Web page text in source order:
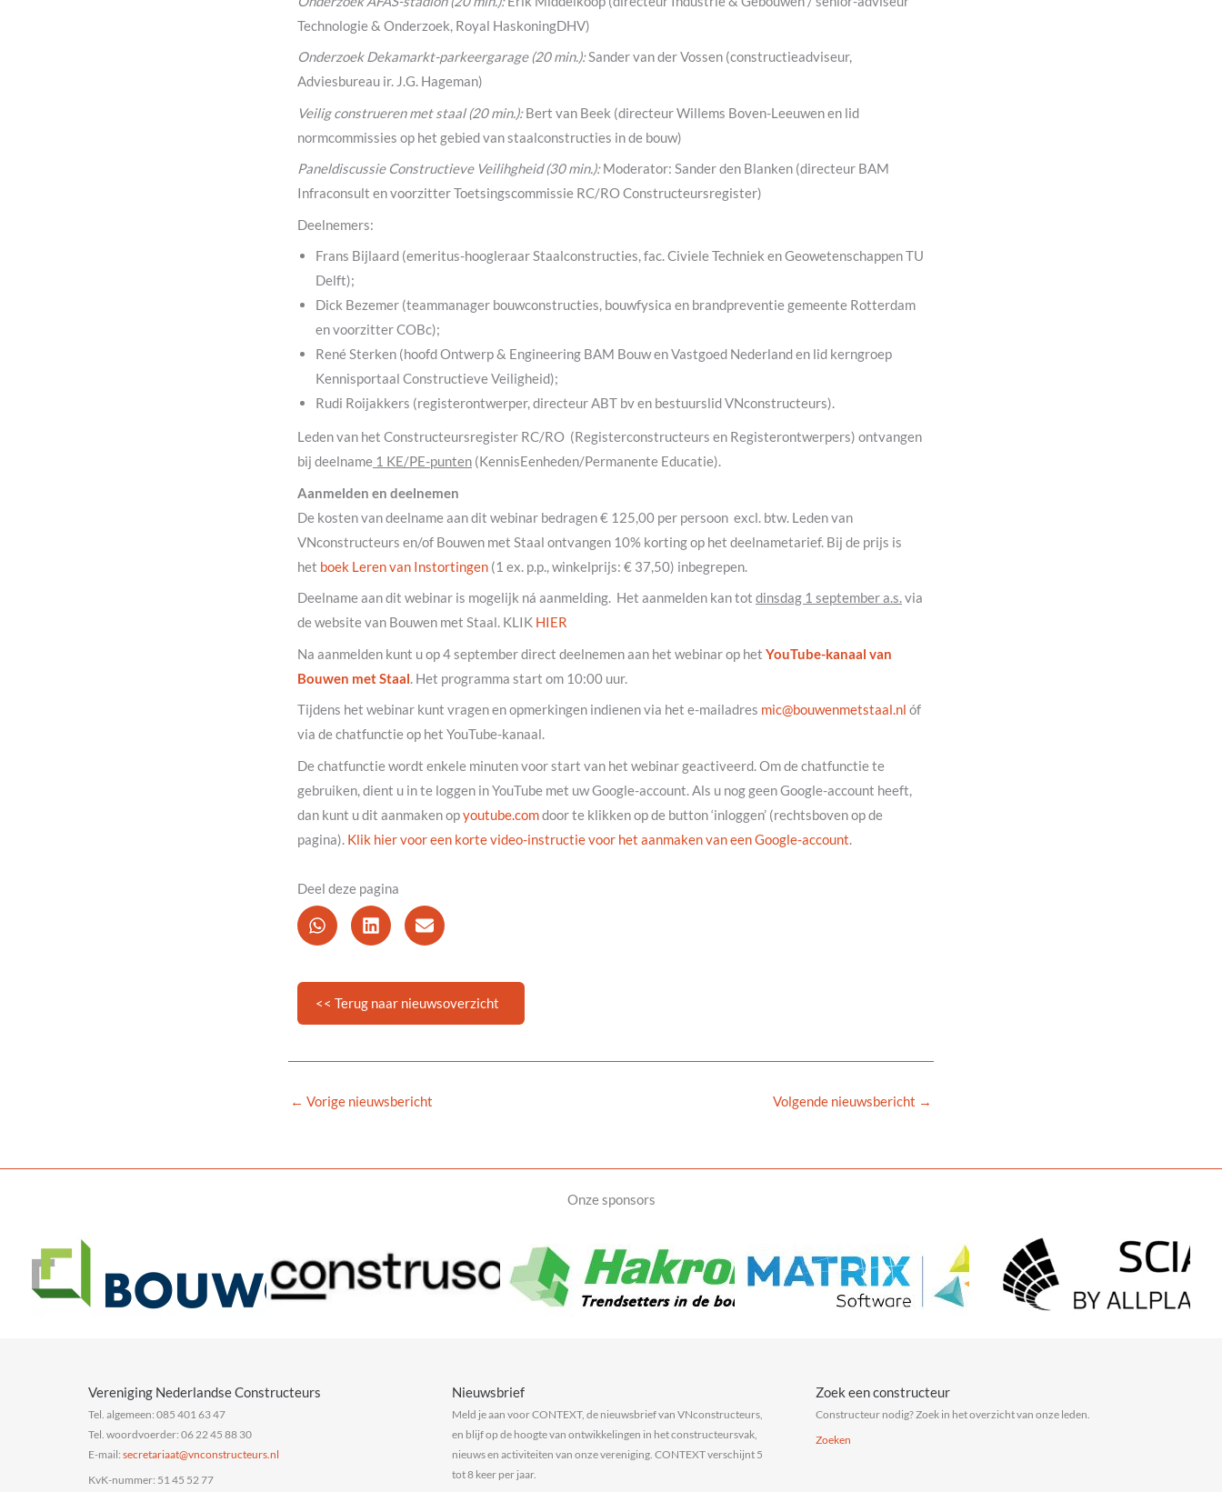
Technologie & Onderzoek, Royal HaskoningDHV)
Onderzoek Dekamarkt-parkeergarage (20 min.):Sander van der Vossen (constructieadviseur,
Adviesbureau ir. J.G. Hageman)
Veilig construeren met staal (20 min.):Bert van Beek (directeur Willems Boven-Leeuwen en lid
normcommissies op het gebied van staalconstructies in de bouw)
Paneldiscussie Constructieve Veilihgheid (30 min.):Moderator: Sander den Blanken (directeur BAM
Infraconsult en voorzitter Toetsingscommissie RC/RO Constructeursregister)
Deelnemers:
Frans Bijlaard (emeritus-hoogleraar Staalconstructies, fac. Civiele Techniek en Geowetenschappen TU
Delft);
Dick Bezemer (teammanager bouwconstructies, bouwfysica en brandpreventie gemeente Rotterdam
en voorzitter COBc);
René Sterken (hoofd Ontwerp & Engineering BAM Bouw en Vastgoed Nederland en lid kerngroep
Kennisportaal Constructieve Veiligheid);
Rudi Roijakkers (registerontwerper, directeur ABT bv en bestuurslid VNconstructeurs).
Leden van het Constructeursregister RC/RO (Registerconstructeurs en Registerontwerpers) ontvangen
bij deelname 1 KE/PE-punten (KennisEenheden/Permanente Educatie).
Aanmelden en deelnemen
De kosten van deelname aan dit webinar bedragen € 125,00 per persoon excl. btw. Leden van
VNconstructeurs en/of Bouwen met Staal ontvangen 10% korting op het deelnametarief. Bij de prijs is
het boek Leren van Instortingen (1 ex. p.p., winkelprijs: € 37,50) inbegrepen.
Deelname aan dit webinar is mogelijk ná aanmelding. Het aanmelden kan tot dinsdag 1 september a.s.via
de website van Bouwen met Staal. KLIK HIER
Na aanmelden kunt u op 4 september direct deelnemen aan het webinar op het YouTube-kanaal van
Bouwen met Staal . Het programma start om 10:00 uur.
Tijdens het webinar kunt vragen en opmerkingen indienen via het e-mailadres
ln.laatstemnewuob
@cim
óf
via de chatfunctie op het YouTube-kanaal.
De chatfunctie wordt enkele minuten voor start van het webinar geactiveerd. Om de chatfunctie te
gebruiken, dient u in te loggen in YouTube met uw Google-account. Als u nog geen Google-account heeft,
dan kunt u dit aanmaken opyoutube.comdoor te klikken op de button ‘inloggen’ (rechtsboven op de
pagina). Klik hier voor een korte video-instructie voor het aanmaken van een Google-account
Deel deze pagina
<< Terug naar nieuwsoverzicht
← Vorige nieuwsbericht Volgende nieuwsbericht →
Onze sponsors
Vereniging Nederlandse Constructeurs
Tel. algemeen: 085 401 63 47
Tel. woordvoerder: 06 22 45 88 30
E-mail:
ln.sruetcurtsnocnv
@taairaterces
KvK-nummer: 51 45 52 77
Nieuwsbrief
Meld je aan voor CONTEXT, de nieuwsbrief van VNconstructeurs,
en blijf op de hoogte van ontwikkelingen in het constructeursvak,
nieuws en activiteiten van onze vereniging. CONTEXT verschijnt 5
tot 8 keer per jaar.
Zoek een constructeur
Constructeur nodig? Zoek in het overzicht van onze leden.
Zoeken